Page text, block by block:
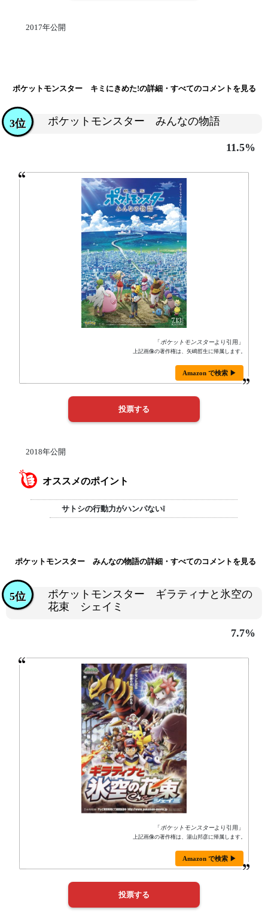
2017年公開
ポケットモンスター キミにきめた!の詳細・すべてのコメントを見る
ポケットモンスター みんなの物語
3位
11.5%
「ポケットモンスターより引用」
上記画像の著作権は、矢嶋哲生に帰属します。
Amazon で検索 ▶
2018年公開
オススメのポイント
サトシの行動力がハンパない❕
ポケットモンスター みんなの物語の詳細・すべてのコメントを見る
ポケットモンスター ギラティナと氷空の
花束 シェイミ
5位
7.7%
「ポケットモンスターより引用」
上記画像の著作権は、湯山邦彦に帰属します。
Amazon で検索 ▶